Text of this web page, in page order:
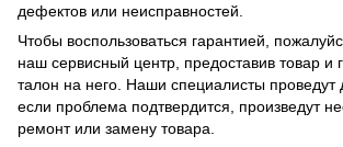
дефектов или неисправностей.
Чтобы воспользоваться гарантией,
наш сервисный центр, предоставив товар и
талон на него. Наши специалисты проведут
если проблема подтвердится, произведут
ремонт или замену товара.